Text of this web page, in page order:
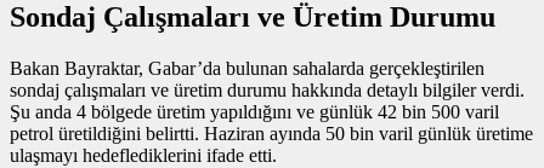
Sondaj Çalışmaları ve Üretim Durumu
Bakan Bayraktar, Gabar’da bulunan sahalarda gerçekleştirilen
sondaj çalışmaları ve üretim durumu hakkında detaylı bilgiler verdi.
Şu anda 4 bölgede üretim yapıldığını ve günlük 42 bin 500 varil
petrol üretildiğini belirtti. Haziran ayında 50 bin varil günlük üretime
ulaşmayı hedeflediklerini ifade etti.